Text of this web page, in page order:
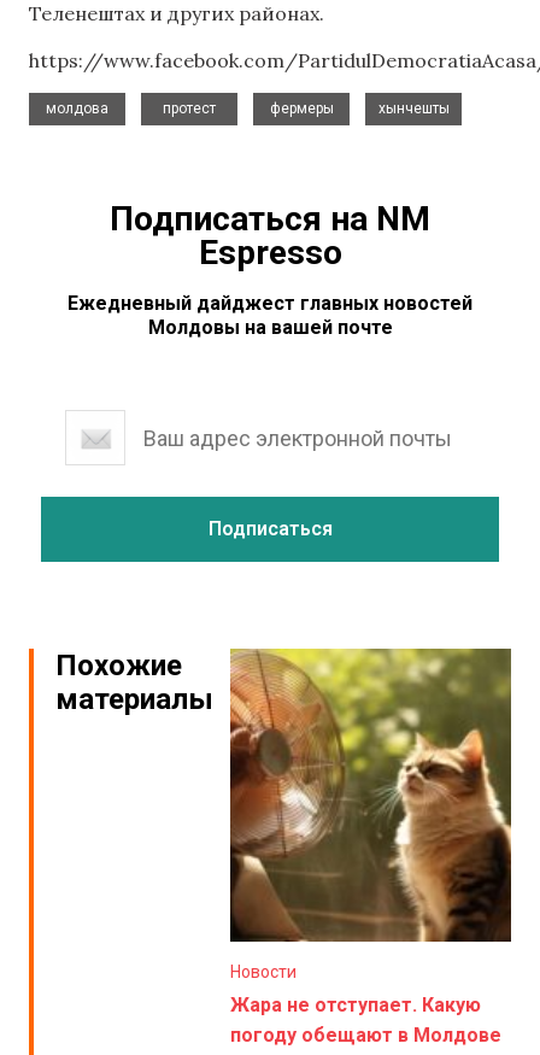
Теленештах и других районах.
https://www.facebook.com/
молдова
протест
фермеры
хынчешты
Подписаться на NM
Espresso
Ежедневный дайджест главных новостей
Молдовы на вашей почте
Похожие
материалы
Новости
Жара не отступает. Какую
погоду обещают в Молдове